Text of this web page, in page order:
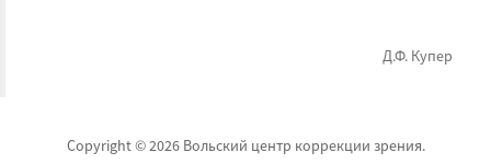
Д.Ф. Купер
Copyright © 2026 Вольский центр коррекции зрения.